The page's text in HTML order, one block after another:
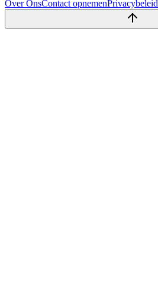
Over OnsContact opnemenPrivacybeleid